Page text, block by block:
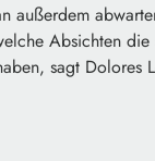
außerdem
Absichten die
sagt Dolores